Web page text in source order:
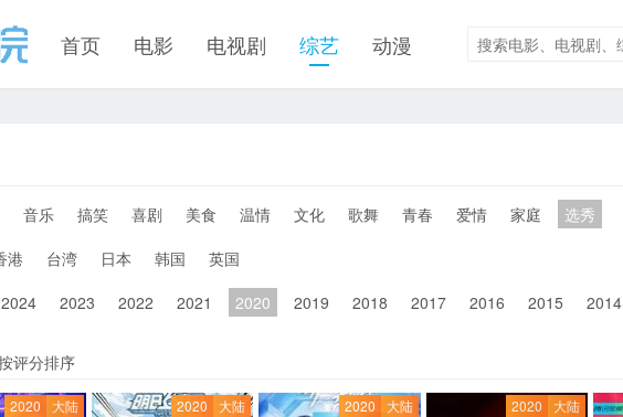
首页 电影 电视剧 综艺 动漫
音乐 搞笑 喜剧 美食 温情 文化 歌舞 青春 爱情 家庭
选秀
港 台湾 日本 韩国
英国
2024 2023 2022 2021 2020 2019 2018 2017 2016 2015 2014
评分排序
2020 大陆 2020 大陆 2020 大陆 2020 大陆